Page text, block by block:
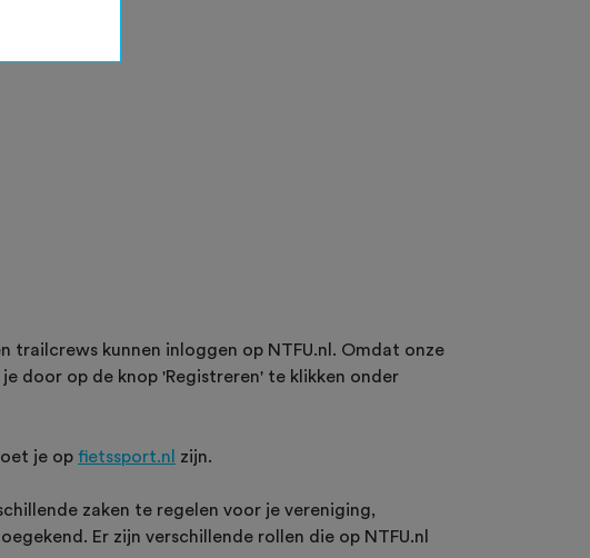
kunnen inloggen op NTFU.nl. Omdat onze
door op de knop 'Registreren' te klikken onder
je op fietssport.nl zijn.
zaken te regelen voor je vereniging,
Er zijn verschillende rollen die op NTFU.nl